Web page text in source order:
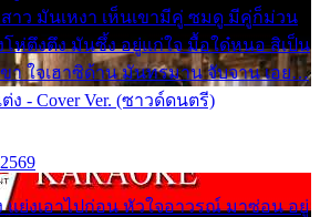
สาว มันเหงา เห็นเขามีคู่ ซมดู มีคู่ก็ม่วน
โห่ตึงตึง มันซึ้ง อยู่แก่ใจ มื้อใด๋หนอ สิเป็น
ขา ใจเฮาซิด้าน มันทรมาน จับจาน เอย…
ง - Cover Ver. (ซาวด์ดนตรี)
แย่งเอาไปก่อน หัวใจอาวรณ์ มาซ่อน อยู่